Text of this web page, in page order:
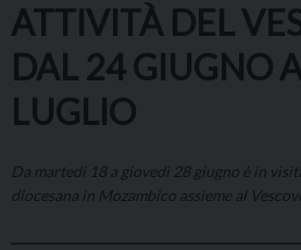
ATTIVITÀ DEL
DAL 24 GIUGNO
LUGLIO
Da martedì 18 a giovedì 28 giugno è in
diocesana in Mozambico assieme al